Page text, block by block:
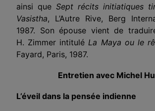
ainsi que Sept récits initiatiques
Vasistha, L’Autre Rive, Berg
1987. Son épouse vient de
H. Zimmer intitulé La Maya ou le
Fayard, Paris, 1987.
Entretien avec Michel
L’éveil dans la pensée indienne